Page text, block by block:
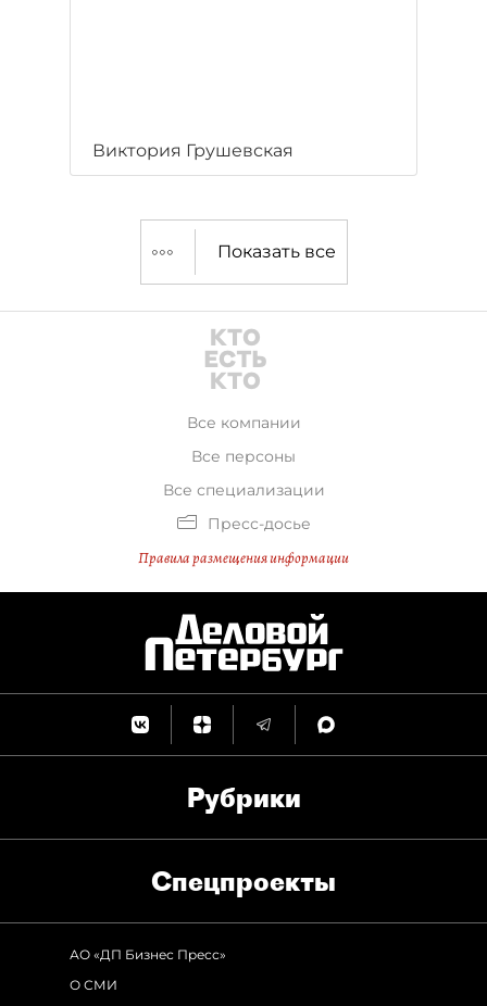
Виктория Грушевская
Показать все
Все компании
Все персоны
Все специализации
Пресс-досье
Правила размещения информации
Рубрики
Спец­проекты
АО «ДП Бизнес Пресс»
О СМИ